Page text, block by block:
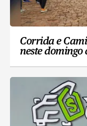
Corrida e
neste domingo